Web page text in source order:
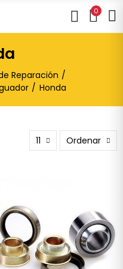
0
Reparación
Honda
11 Ordenar